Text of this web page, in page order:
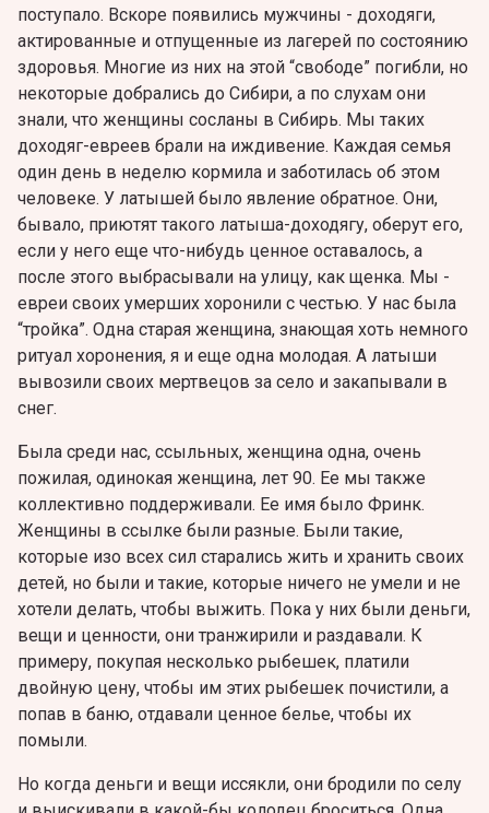
поступало. Вскоре появились мужчины - доходяги,
актированные и отпущенные из лагерей по состоянию
здоровья. Многие из них на этой “свободе” погибли, но
некоторые добрались до Сибири, a по слухам они
знали, что женщины сосланы в Сибирь. Мы таких
доходяг-евреев брали на иждивение. Каждая семья
один день в неделю кормила и заботилась об этом
человеке. У латышей было явление обратное. Они,
бывало, приютят такого латыша-доходягу, оберут его,
если у него еще что-нибудь ценное оставалось, а
после этого выбрасывали на улицу, как щенка. Мы -
евреи своих умерших хоронили с честью. У нас была
“тройка”. Одна старая женщина, знающая хоть немного
ритуал хоронения, я и еще одна молодая. А латыши
вывозили своих мертвецов за село и закапывали в
снег.
Была среди нас, ссыльных, женщина одна, очень
пожилая, одинокая женщина, лет 90. Ее мы также
коллективно поддерживали. Ее имя было Фринк.
Женщины в ссылке были разные. Были такие,
которые изо всех сил старались жить и хранить своих
детей, но были и такие, которые ничего не умели и не
хотели делать, чтобы выжить. Пока у них были деньги,
вещи и ценности, они транжирили и раздавали. К
примеру, покупая несколько рыбешек, платили
двойную цену, чтобы им этих рыбешек почистили, а
попав в баню, отдавали ценное белье, чтобы их
помыли.
Но когда деньги и вещи иссякли, они бродили по селу